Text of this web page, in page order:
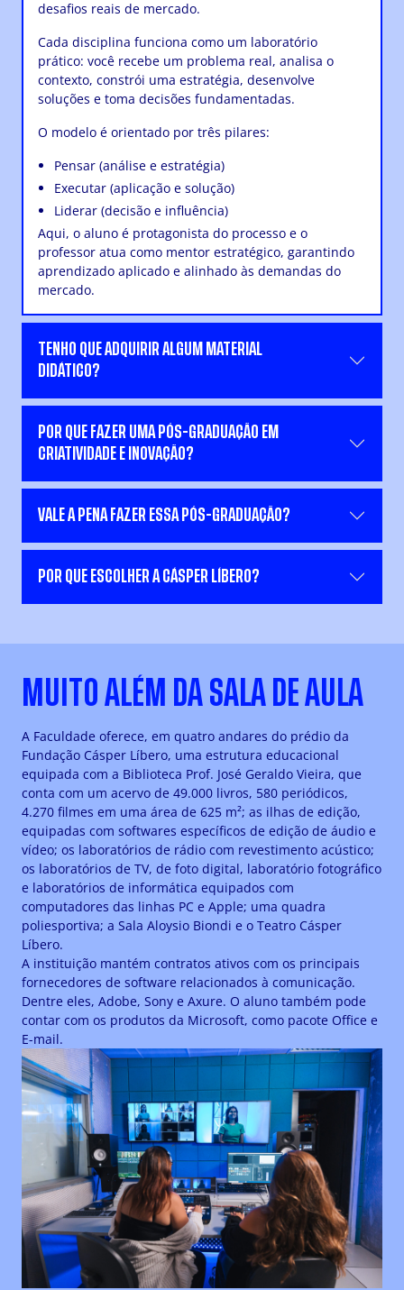
desafios reais de mercado.
Cada disciplina funciona como um laboratório
prático: você recebe um problema real, analisa o
contexto, constrói uma estratégia, desenvolve
soluções e toma decisões fundamentadas.
O modelo é orientado por três pilares:
Pensar (análise e estratégia)
Executar (aplicação e solução)
Liderar (decisão e influência)
Aqui, o aluno é protagonista do processo e o
professor atua como mentor estratégico, garantindo
aprendizado aplicado e alinhado às demandas do
mercado.
TENHO QUE ADQUIRIR ALGUM MATERIAL
DIDÁTICO?
POR QUE FAZER UMA PÓS-GRADUAÇÃO EM
CRIATIVIDADE E INOVAÇÃO?
VALE A PENA FAZER ESSA PÓS-GRADUAÇÃO?
POR QUE ESCOLHER A CÁSPER LÍBERO?
MUITO ALÉM DA SALA DE AULA
A Faculdade oferece, em quatro andares do prédio da
Fundação Cásper Líbero, uma estrutura educacional
equipada com a Biblioteca Prof. José Geraldo Vieira, que
conta com um acervo de 49.000 livros, 580 periódicos,
4.270 filmes em uma área de 625 m²; as ilhas de edição,
equipadas com softwares específicos de edição de áudio e
vídeo; os laboratórios de rádio com revestimento acústico;
os laboratórios de TV, de foto digital, laboratório fotográfico
e laboratórios de informática equipados com
computadores das linhas PC e Apple; uma quadra
poliesportiva; a Sala Aloysio Biondi e o Teatro Cásper
Líbero.
A instituição mantém contratos ativos com os principais
fornecedores de software relacionados à comunicação.
Dentre eles, Adobe, Sony e Axure. O aluno também pode
contar com os produtos da Microsoft, como pacote Office e
E-mail.